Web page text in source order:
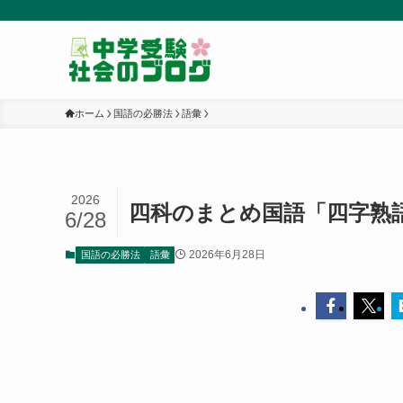
ホーム 国語の必勝法 語彙
四科のまとめ国語「四字
2026
6/28
国語の必勝法 語彙 2026年6月28日